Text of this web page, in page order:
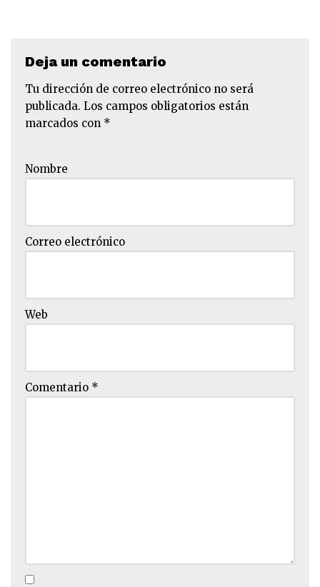
Deja un comentario
Tu dirección de correo electrónico no será
publicada. Los campos obligatorios están
marcados con *
Nombre
Correo electrónico
Web
Comentario *